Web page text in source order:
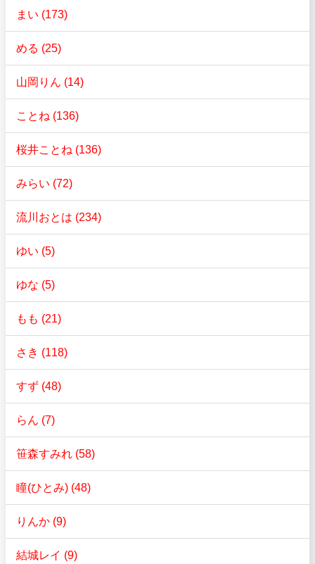
まい (173)
める (25)
山岡りん (14)
ことね (136)
桜井ことね (136)
みらい (72)
流川おとは (234)
ゆい (5)
ゆな (5)
もも (21)
さき (118)
すず (48)
らん (7)
笹森すみれ (58)
瞳(ひとみ) (48)
りんか (9)
結城レイ (9)